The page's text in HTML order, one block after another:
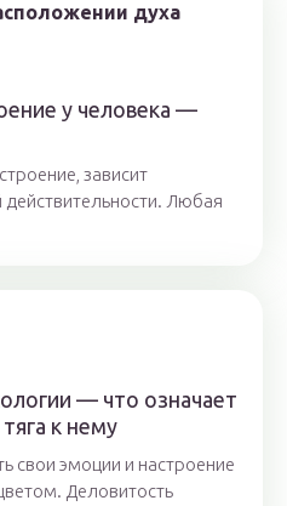
у человека —
зависит
Любая
— что означает
к нему
свои эмоции и настроение
Деловитость